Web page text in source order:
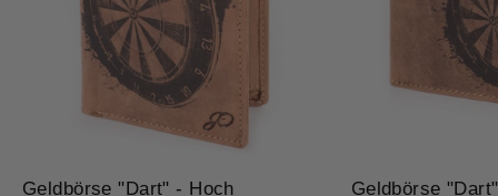
Geldbörse "Dart" - Hoch Geldbörse